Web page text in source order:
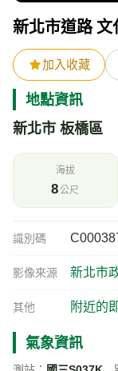
新北市道路
加入收藏
地點資訊
新北市 板橋區
海拔
8公尺
識別碼
影像來源 新北市
其他 附近的
氣象資訊